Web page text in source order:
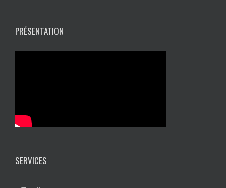
PRÉSENTATION
SERVICES